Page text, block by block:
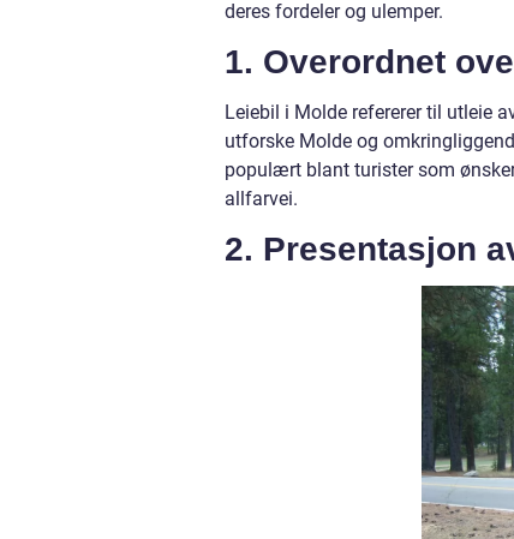
deres fordeler og ulemper.
1. Overordnet
Leiebil i Molde refererer til utleie
utforske Molde og
populært blant turister som
allfarvei.
2. Presentasjon